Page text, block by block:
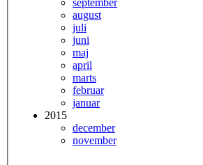
september
august
juli
juni
maj
april
marts
februar
januar
2015
december
november